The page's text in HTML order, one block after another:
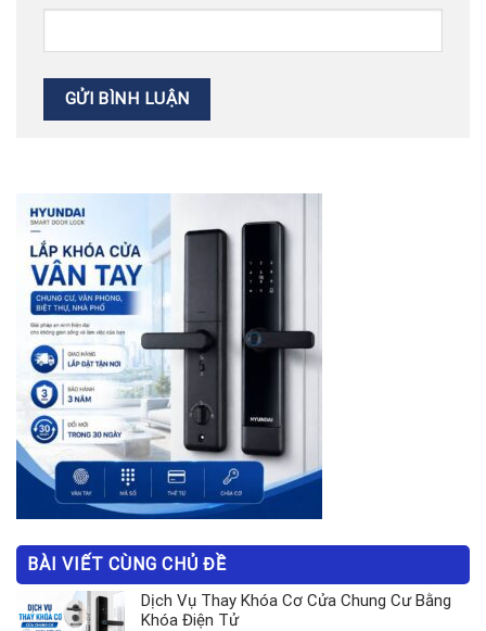
BÀI VIẾT CÙNG CHỦ ĐỀ
Dịch Vụ Thay Khóa Cơ Cửa Chung Cư Bằng
Khóa Điện Tử